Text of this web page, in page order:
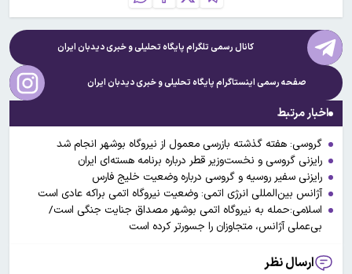
کانال رسمی تلگرام پایگاه تحلیلی و خبریدیدبان ایران
صفحه رسمی اینستاگرام پایگاه تحلیلی و خبریدیدبان ایران
اخبار مرتبط
گروسی: هفته گذشته بازرسی معمول از نیروگاه بوشهر انجام شد
رایزنی گروسی و نخست‌وزیر قطر درباره برنامه هسته‌ای ایران
رایزنی سفیر روسیه و گروسی درباره وضعیت خلیج فارس
آژانس بین‌المللی انرژی اتمی: وضعیت نیروگاه اتمی براکه عادی است
اسلامی:حمله به نیروگاه اتمی بوشهر مصداق جنایت جنگی است/
بی‌عملی آژانس، متجاوزان را جسورتر کرده است
ارسال نظر